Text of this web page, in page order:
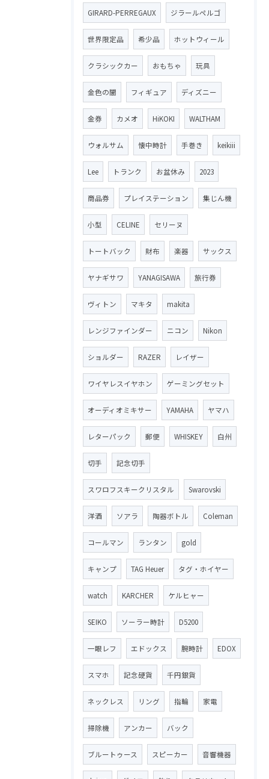
GIRARD-PERREGAUX ジラールペルゴ
世界限定品 希少品 ホットウィール
クラシックカー おもちゃ 玩具
金色の闇 フィギュア ディズニー
金券 カメオ HiKOKI WALTHAM
ウォルサム 懐中時計 手巻き keikiii
Lee トランク お盆休み 2023
商品券 プレイステーション 集じん機
小型 CELINE セリーヌ
トートバック 財布 楽器 サックス
ヤナギサワ YANAGISAWA 旅行券
ヴィトン マキタ makita
レンジファインダー ニコン Nikon
ショルダー RAZER レイザー
ワイヤレスイヤホン ゲーミングセット
オーディオミキサー YAMAHA ヤマハ
レターパック 郵便 WHISKEY 白州
切手 記念切手
スワロフスキークリスタル Swarovski
洋酒 ソアラ 陶器ボトル Coleman
コールマン ランタン gold
キャンプ TAG Heuer タグ・ホイヤー
watch KARCHER ケルヒャー
SEIKO ソーラー時計 D5200
一眼レフ エドックス 腕時計 EDOX
スマホ 記念硬貨 千円銀貨
ネックレス リング 指輪 家電
掃除機 アンカー バック
ブルートゥース スピーカー 音響機器